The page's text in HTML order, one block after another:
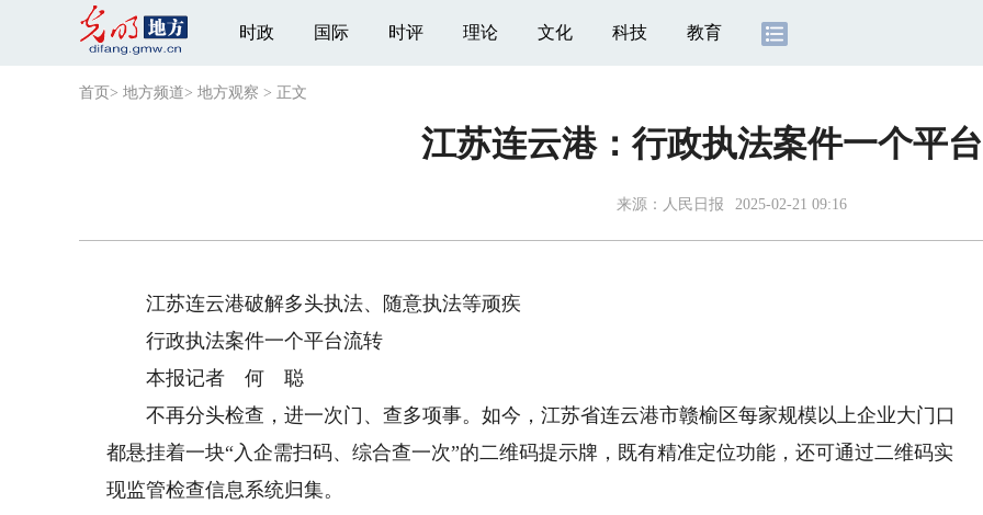
时政 国际 时评 理论 文化 科技 教育
首页 > 地方频道> 地方观察 > 正文
江苏连云港：行政执法案件一个平
来源： 人民日报 2025-02-21 09:16
江苏连云港破解多头执法、随意执法等顽疾
​行政执法案件一个平台流转
​本报记者 何 聪
不再分头检查，进一次门、查多项事。如今，江苏省连云港市赣榆区每家规模以上企业大门口
都悬挂着一块“入企需扫码、综合查一次”的二维码提示牌，既有精准定位功能，还可通过二维码实
现监管检查信息系统归集。